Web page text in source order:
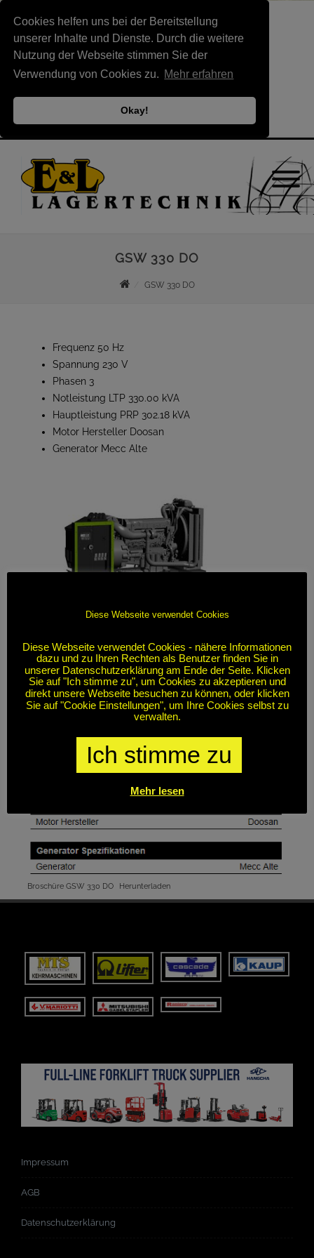
Cookies helfen uns bei der Bereitstellung
unserer Inhalte und Dienste. Durch die weitere
Nutzung der Webseite stimmen Sie der
Verwendung von Cookies zu. Mehr erfahren
Okay!
GSW 330 DO
GSW 330 DO
Frequenz 50 Hz
Spannung 230 V
Phasen 3
Notleistung LTP 330.00 kVA
Hauptleistung PRP 302.18 kVA
Motor Hersteller Doosan
Generator Mecc Alte
Broschüre GSW 330 DO Herunterladen
Impressum
AGB
Datenschutzerklärung
Diese Webseite verwendet Cookies
Diese Webseite verwendet Cookies - nähere Informationen
dazu und zu Ihren Rechten als Benutzer finden Sie in
unserer Datenschutzerklärung am Ende der Seite. Klicken
Sie auf "Ich stimme zu", um Cookies zu akzeptieren und
direkt unsere Webseite besuchen zu können, oder klicken
Sie auf "Cookie Einstellungen", um Ihre Cookies selbst zu
verwalten.
Ich stimme zu
Mehr lesen